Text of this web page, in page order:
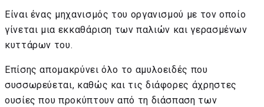
Είναι ένας μηχανισμός του οργανισμού με τον οποίο
γίνεται μια εκκαθάριση των παλιών και γερασμένων
κυττάρων του.
Επίσης απομακρύνει όλο το αμυλοειδές που
συσσωρεύεται, καθώς και τις διάφορες άχρηστες
ουσίες που προκύπτουν από τη διάσπαση των